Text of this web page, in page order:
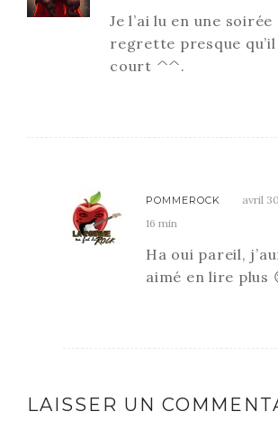
Je l’ai lu en une
regrette presque
court ^^.
POMMEROCK
avril
16 min
Ha oui pareil,
aimé en lire plus
LAISSER UN